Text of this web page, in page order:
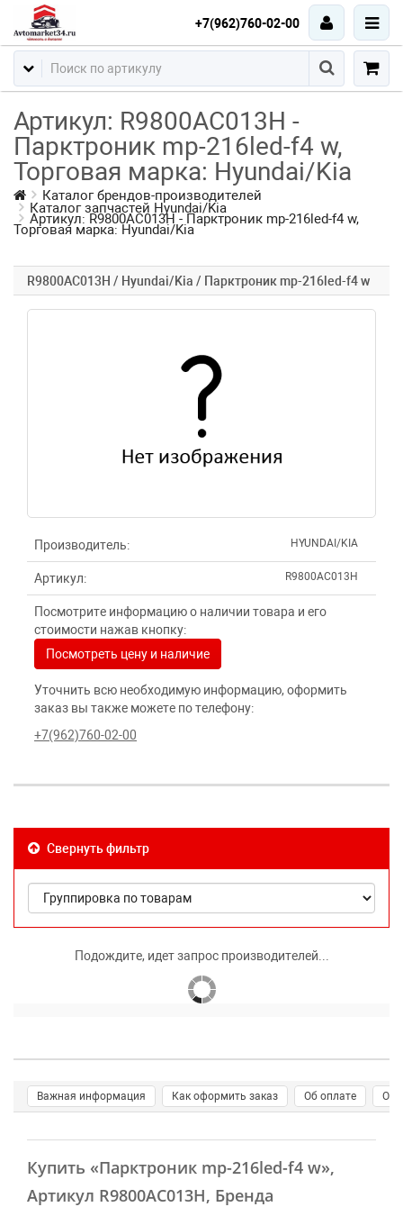
+7(962)760-02-00
Артикул: R9800AC013H -
Парктроник mp-216led-f4 w,
Торговая марка: Hyundai/Kia
Каталог брендов-производителей
Каталог запчастей Hyundai/Kia
Артикул: R9800AC013H - Парктроник mp-216led-f4 w,
Торговая марка: Hyundai/Kia
R9800AC013H / Hyundai/Kia / Парктроник mp-216led-f4 w
Производитель: HYUNDAI/KIA
Артикул: R9800AC013H
Посмотрите информацию о наличии товара и его
стоимости нажав кнопку:
Посмотреть цену и наличие
Уточнить всю необходимую информацию, оформить
заказ вы также можете по телефону:
+7(962)760-02-00
Свернуть фильтр
Подождите, идет запрос производителей...
Важная информация Как оформить заказ Об оплате О
Купить «Парктроник mp-216led-f4 w»,
Артикул R9800AC013H, Бренда